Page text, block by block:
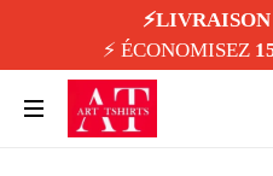
⚡️ ÉCONOMISEZ